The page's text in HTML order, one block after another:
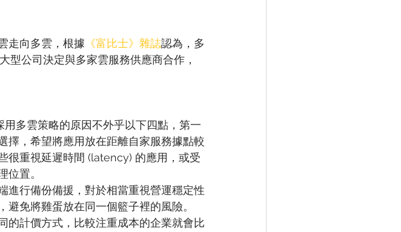
走向多雲，根據 《富比士》雜誌認為，多
型公司決定與多家雲服務供應商合作，
多雲策略的原因不外乎以下四點，第一
擇，希望將應用放在距離自家服務據點較
很重視延遲時間 (latency) 的應用，或受
位置。
進行備份備援，對於相當重視營運穩定性
免將雞蛋放在同一個籃子裡的風險。
的計價方式，比較注重成本的企業就會比